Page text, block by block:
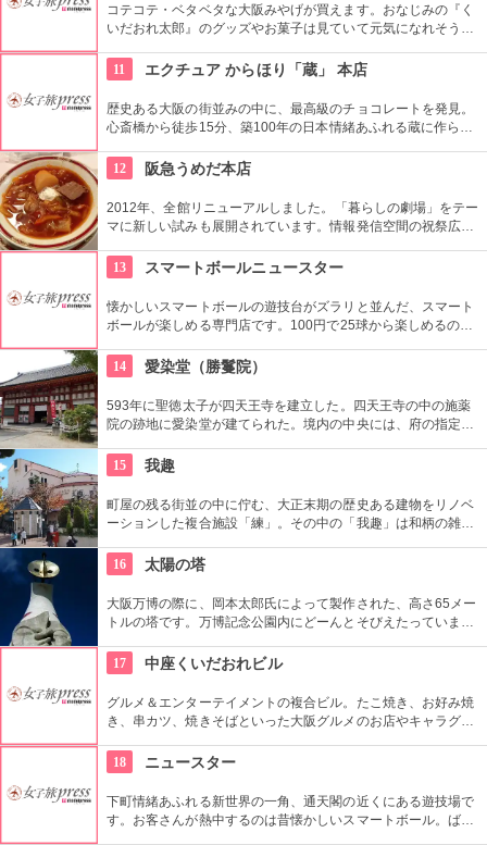
コテコテ・ベタベタな大阪みやげが買えます。おなじみの『く
いだおれ太郎』のグッズやお菓子は見ていて元気になれそう。
に。できたてアツアツをいただいちゃいましょう。
11 エクチュア からほり「蔵」 本店
歴史ある大阪の街並みの中に、最高級のチョコレートを発見。
心斎橋から徒歩15分、築100年の日本情緒あふれる蔵に作られ
覚に合わせ、蔵の雰囲気と同様、やさしい味わいのものをそろ
えました。
12 阪急うめだ本店
2012年、全館リニューアルしました。「暮らしの劇場」をテー
マに新しい試みも展開されています。情報発信空間の祝祭広場
した「うめだスーク」、20店以上が出店するレストラン街、シ
ョーケースがズラリと並ぶスイーツブティックストリートなど
魅力満載です。
13 スマートボールニュースター
懐かしいスマートボールの遊技台がズラリと並んだ、スマート
ボールが楽しめる専門店です。100円で25球から楽しめるの
が書かれた穴に球が入ると、景品と交換してくれます！
14 愛染堂（勝鬘院）
593年に聖徳太子が四天王寺を建立した。四天王寺の中の施薬
院の跡地に愛染堂が建てられた。境内の中央には、府の指定文
に祀られる愛染明王は、縁結び、夫婦円満、商売繁盛で有名。
15 我趣
町屋の残る街並の中に佇む、大正末期の歴史ある建物をリノベ
ーションした複合施設「練」。その中の「我趣」は和柄の雑貨
いて持つのが楽しくなるものばかり。斬新で個性光るアナタだ
けの１品を探しちゃおう。
16 太陽の塔
大阪万博の際に、岡本太郎氏によって製作された、高さ65メー
トルの塔です。万博記念公園内にどーんとそびえたっていま
「黒い太陽」を、ぜひ実際に自分の目で見てみて。
17 中座くいだおれビル
グルメ＆エンターテイメントの複合ビル。たこ焼き、お好み焼
き、串カツ、焼きそばといった大阪グルメのお店やキャラグッ
トの道頓堀ZAZAもこのビルの中です。たっぷり食べて、たく
さん笑って、買い物も楽しむ…。大阪の魅力がいっぱい詰まっ
た場所です。
18 ニュースター
下町情緒あふれる新世界の一角、通天閣の近くにある遊技場で
す。お客さんが熱中するのは昔懐かしいスマートボール。ばね